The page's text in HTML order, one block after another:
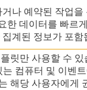
나 예약된 작업
한 데이터를 빠르
집계된 정보가 포함
릿만 사용할 수
는 컴퓨터 및 이
해당 사용자에게